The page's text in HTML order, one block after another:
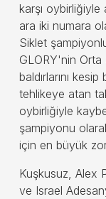
karşı oybirliğiyle
ara iki numara
Siklet
GLORY'nin Orta
baldırlarını
tehlikeye atan
oybirliğiyle
şampiyonu
için en büyük
Kuşkusuz, Alex
ve Israel